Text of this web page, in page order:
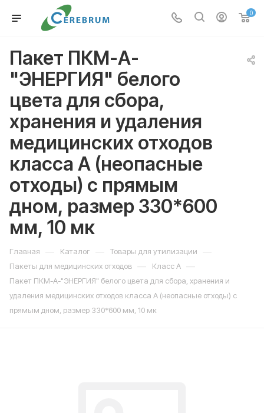
0
Пакет ПКМ-А-
"ЭНЕРГИЯ" белого
цвета для сбора,
хранения и удаления
медицинских отходов
класса А (неопасные
отходы) с прямым
дном, размер 330*600
мм, 10 мк
Главная — Каталог — Товары для утилизации —
Пакеты для медицинских отходов — Класс А —
Пакет ПКМ-А-"ЭНЕРГИЯ" белого цвета для сбора, хранения и
удаления медицинских отходов класса А (неопасные отходы) с
прямым дном, размер 330*600 мм, 10 мк